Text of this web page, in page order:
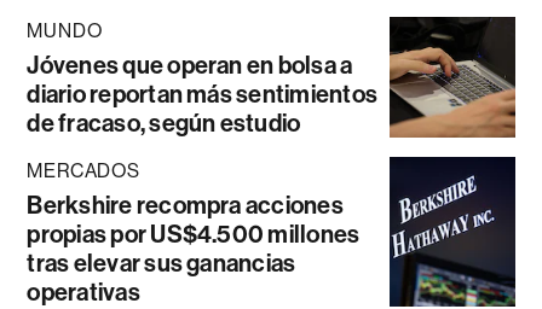
MUNDO
Jóvenes que operan en bolsa a
diario reportan más sentimientos
de fracaso, según estudio
MERCADOS
Berkshire recompra acciones
propias por US$4.500 millones
tras elevar sus ganancias
operativas